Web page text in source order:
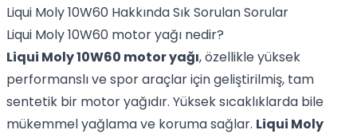
Liqui Moly 10W60 Hakkında Sık Sorulan Sorular
Liqui Moly 10W60 motor yağı nedir?
Liqui Moly 10W60 motor yağı, özellikle yüksek
performanslı ve spor araçlar için geliştirilmiş, tam
sentetik bir motor yağıdır. Yüksek sıcaklıklarda bile
mükemmel yağlama ve koruma sağlar. Liqui Moly